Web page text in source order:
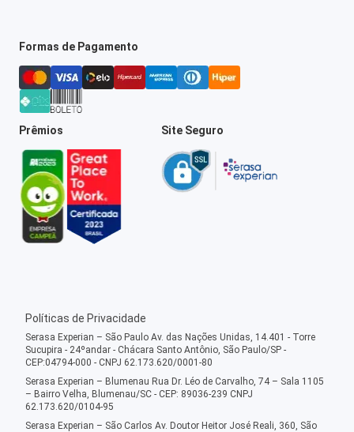
Formas de Pagamento
Prêmios Site Seguro
Políticas de Privacidade
Serasa Experian – São Paulo Av. das Nações Unidas, 14.401 - Torre
Sucupira - 24ºandar - Chácara Santo Antônio, São Paulo/SP -
CEP:04794-000 - CNPJ 62.173.620/0001-80
Serasa Experian – Blumenau Rua Dr. Léo de Carvalho, 74 – Sala 1105
– Bairro Velha, Blumenau/SC - CEP: 89036-239 CNPJ
62.173.620/0104-95
Serasa Experian – São Carlos Av. Doutor Heitor José Reali, 360, São